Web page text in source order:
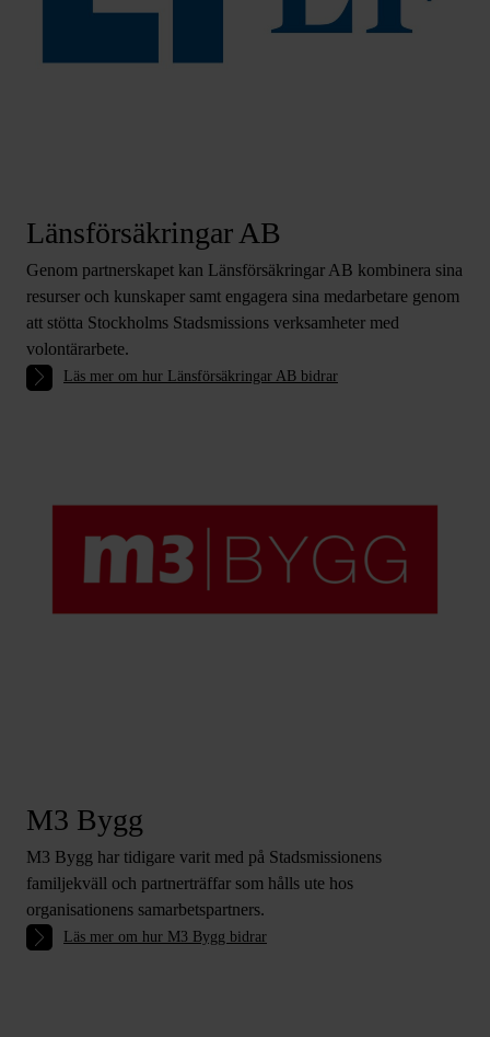
Länsförsäkringar AB
Genom partnerskapet kan Länsförsäkringar AB kombinera sina
resurser och kunskaper samt engagera sina medarbetare genom
att stötta Stockholms Stadsmissions verksamheter med
volontärarbete.
Läs mer om hur Länsförsäkringar AB bidrar
M3 Bygg
M3 Bygg har tidigare varit med på Stadsmissionens
familjekväll och partnerträffar som hålls ute hos
organisationens samarbetspartners.
Läs mer om hur M3 Bygg bidrar